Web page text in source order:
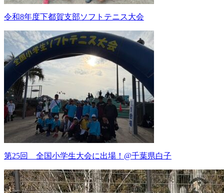
令和8年度下都賀支部ソフトテニス大会
第25回 全国小学生大会に出場！@千葉県白子